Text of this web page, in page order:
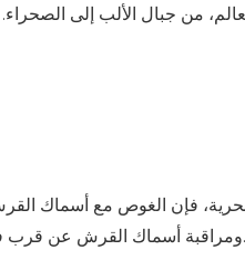
من جبال الألب إلى
فإن الغوص مع أسماك
ومراقبة أسماك القرش عن قرب في بيئتها الطبيعية. يعد هذا النشاط فرصة حقيقية للتعلم عن هذه الكائنات المذهلة وتجربة شعور لا يضاهى من الإثارة.